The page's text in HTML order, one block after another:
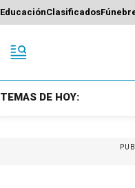
EducaciónClasificados
TEMAS DE HOY: